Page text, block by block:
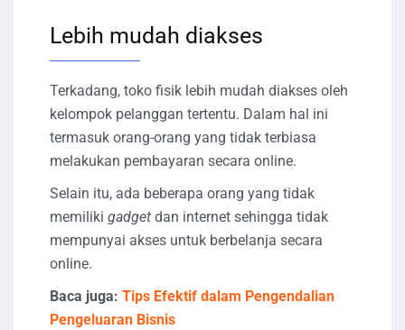
Lebih mudah diakses
Terkadang, toko fisik lebih mudah diakses oleh
kelompok pelanggan tertentu. Dalam hal ini
termasuk orang-orang yang tidak terbiasa
melakukan pembayaran secara online.
Selain itu, ada beberapa orang yang tidak
memiliki gadget dan internet sehingga tidak
mempunyai akses untuk berbelanja secara
online.
Baca juga: Tips Efektif dalam Pengendalian
Pengeluaran Bisnis